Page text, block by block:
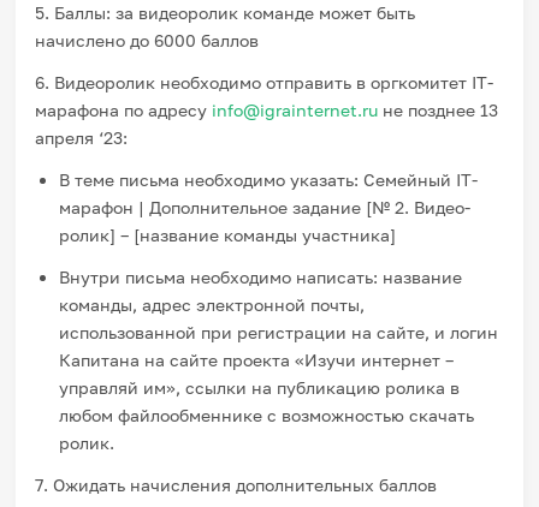
5. Баллы: за видеоролик команде может быть
начислено до 6000 баллов
6. Видеоролик необходимо отправить в оргкомитет IT-
марафона по адресу info@igrainternet.ru не позднее 13
апреля ‘23:
В теме письма необходимо указать: Семейный IT-
марафон | Дополнительное задание [№ 2. Видео-
ролик] – [название команды участника]
Внутри письма необходимо написать: название
команды, адрес электронной почты,
использованной при регистрации на сайте, и логин
Капитана на сайте проекта «Изучи интернет –
управляй им», ссылки на публикацию ролика в
любом файлообменнике с возможностью скачать
ролик.
7. Ожидать начисления дополнительных баллов